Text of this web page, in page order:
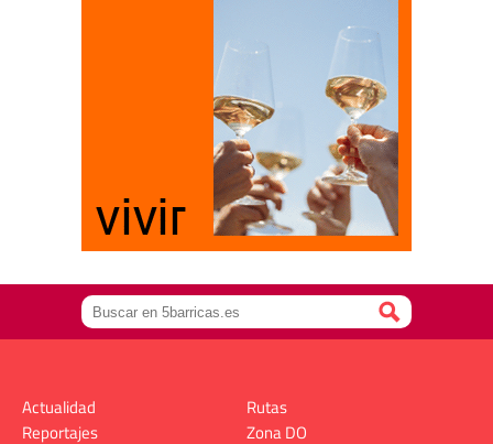
Actualidad
Reportajes
Rutas
Zona DO